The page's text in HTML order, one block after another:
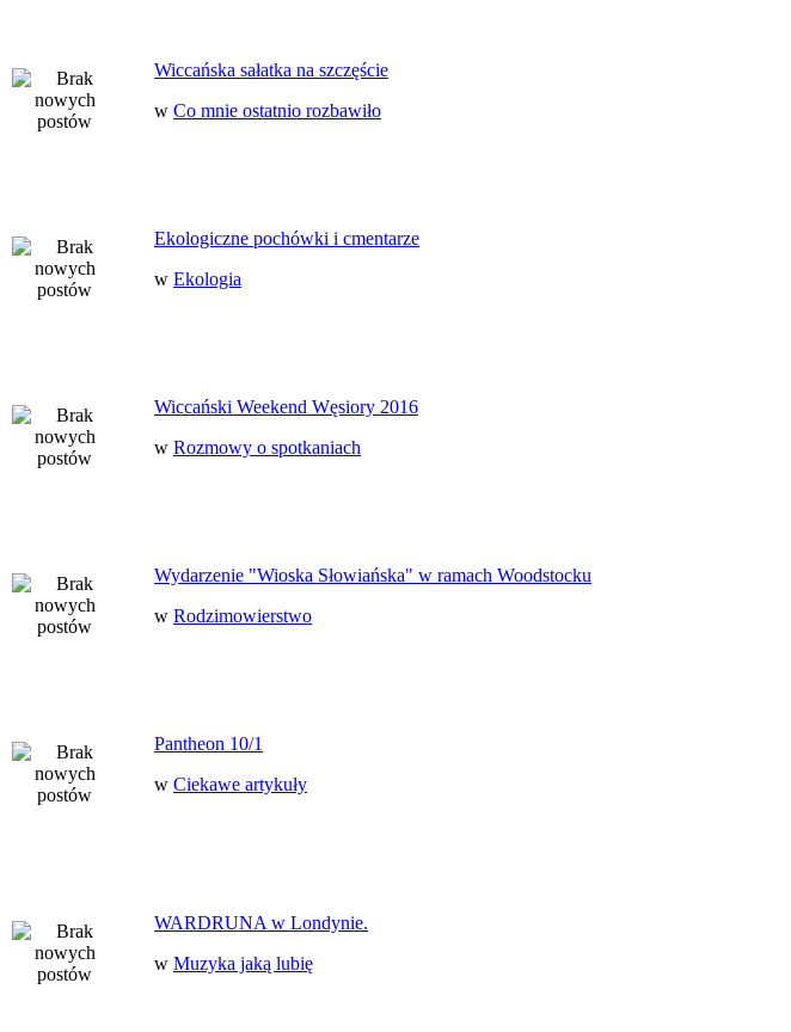
Wiccańska sałatka na szczęście
w Co mnie ostatnio rozbawiło
Ekologiczne pochówki i cmentarze
w Ekologia
Wiccański Weekend Węsiory 2016
w Rozmowy o spotkaniach
Wydarzenie "Wioska Słowiańska" w ramach Woodstocku
w Rodzimowierstwo
Pantheon 10/1
w Ciekawe artykuły
WARDRUNA w Londynie.
w Muzyka jaką lubię